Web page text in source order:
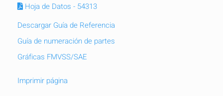
Hoja de Datos - 54313
Descargar Guía de Referencia
Guía de numeración de partes
Gráficas FMVSS/SAE
Imprimir página